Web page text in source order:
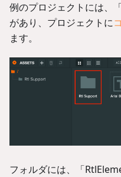
例のプロジェクトには、
があり、プロジェクトに
ます。
フォルダには、「